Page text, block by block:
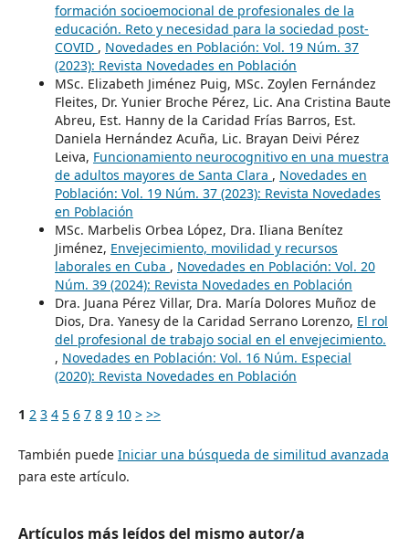
formación socioemocional de profesionales de la
educación. Reto y necesidad para la sociedad post-
COVID , Novedades en Población: Vol. 19 Núm. 37
(2023): Revista Novedades en Población
MSc. Elizabeth Jiménez Puig, MSc. Zoylen Fernández
Fleites, Dr. Yunier Broche Pérez, Lic. Ana Cristina Baute
Abreu, Est. Hanny de la Caridad Frías Barros, Est.
Daniela Hernández Acuña, Lic. Brayan Deivi Pérez
Leiva, Funcionamiento neurocognitivo en una muestra
de adultos mayores de Santa Clara , Novedades en
Población: Vol. 19 Núm. 37 (2023): Revista Novedades
en Población
MSc. Marbelis Orbea López, Dra. Iliana Benítez
Jiménez, Envejecimiento, movilidad y recursos
laborales en Cuba , Novedades en Población: Vol. 20
Núm. 39 (2024): Revista Novedades en Población
Dra. Juana Pérez Villar, Dra. María Dolores Muñoz de
Dios, Dra. Yanesy de la Caridad Serrano Lorenzo, El rol
del profesional de trabajo social en el envejecimiento.
, Novedades en Población: Vol. 16 Núm. Especial
(2020): Revista Novedades en Población
1 2 3 4 5 6 7 8 9 10 > >>
También puede Iniciar una búsqueda de similitud avanzada
para este artículo.
Artículos más leídos del mismo autor/a